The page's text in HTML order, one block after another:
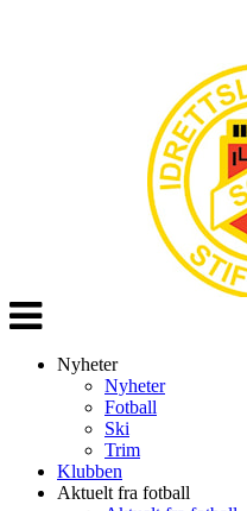
Veksle
navigasjon
Nyheter
Nyheter
Fotball
Ski
Trim
Klubben
Aktuelt fra fotball